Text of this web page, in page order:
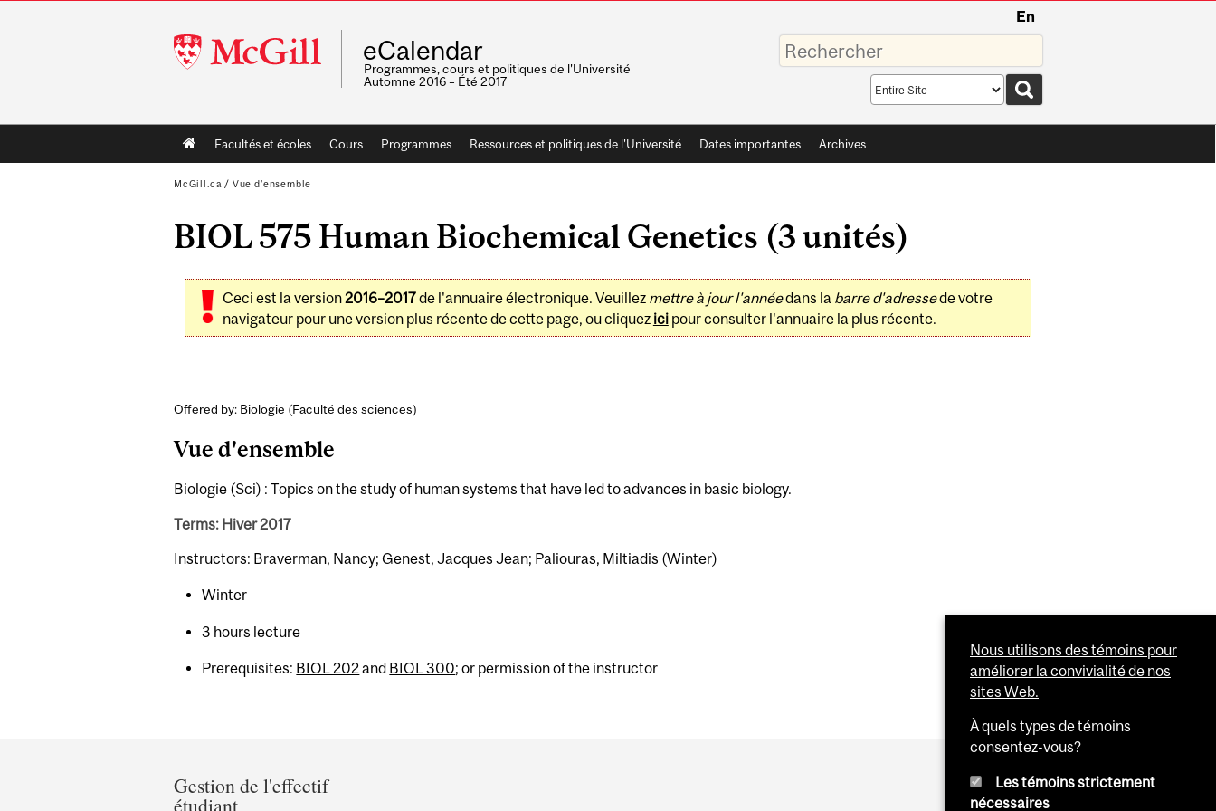
McGill
University
En
eCalendar
Programmes, cours et politiques de l'Université
Automne 2016 – Été 2017
Saisissez
vos
mots-
Search
scope
Main
navigation
Facultés et écoles Cours Programmes Ressources et politiques de l'Université Dates importantes Archives
McGill.ca / Vue d'ensemble
BIOL 575 Human Biochemical Genetics (3 unités)
Ceci est la version2016–2017de l'annuaire électronique. Veuillez mettre à jour l'annéedans la barre d'adressede votre
navigateur pour une version plus récente de cette page, ou cliquez icipour consulter l'annuaire la plus récente.
Offered by: Biologie (Faculté des sciences)
Vue d'ensemble
Biologie (Sci) : Topics on the study of human systems that have led to advances in basic biology.
Terms: Hiver 2017
Instructors: Braverman, Nancy; Genest, Jacques Jean; Paliouras, Miltiadis (Winter)
Winter
3 hours lecture
Prerequisites: BIOL 202and BIOL 300; or permission of the instructor
and
Gestion de l'effectif
étudiant
Nous utilisons des témoins pour
améliorer la convivialité de nos
sites Web.
À quels types de témoins
consentez-vous?
Les témoins strictement
nécessaires